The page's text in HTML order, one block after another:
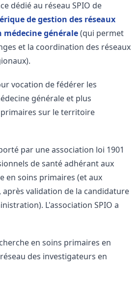
dédié au réseau SPIO de
de gestion des réseaux
médecine générale(qui permet
et la coordination des réseaux
vocation de fédérer les
générale et plus
sur le territoire
par une association loi 1901
de santé adhérant aux
en soins primaires (et aux
validation de la candidature
L'association SPIO a
en soins primaires en
des investigateurs en